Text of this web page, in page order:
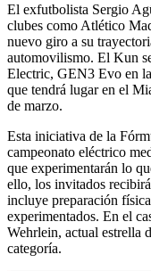
El exfutbolista Sergio
clubes como Atlético
nuevo giro a su
automovilismo. El Kun
Electric, GEN3 Evo en
que tendrá lugar en el
de marzo.
Esta iniciativa de la
campeonato eléctrico
que experimentarán lo
ello, los invitados
incluye preparación
experimentados. En el
Wehrlein, actual estrella
categoría.